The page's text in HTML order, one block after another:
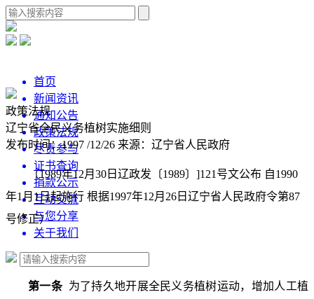
首页
新闻资讯
通知公告
政策法规
尽责参与
证书查询
捐款公示
互动交流
与您分享
关于我们
政策法规
辽宁省全民义务植树实施细则
发布时间：1997 /12/26 来源：辽宁省人民政府
（1989年12月30日辽政发〔1989〕]121号文公布 自1990
年1月1日起施行 根据1997年12月26日辽宁省人民政府令第87
号修正）
第一条 为了持久地开展全民义务植树运动，增加人工植